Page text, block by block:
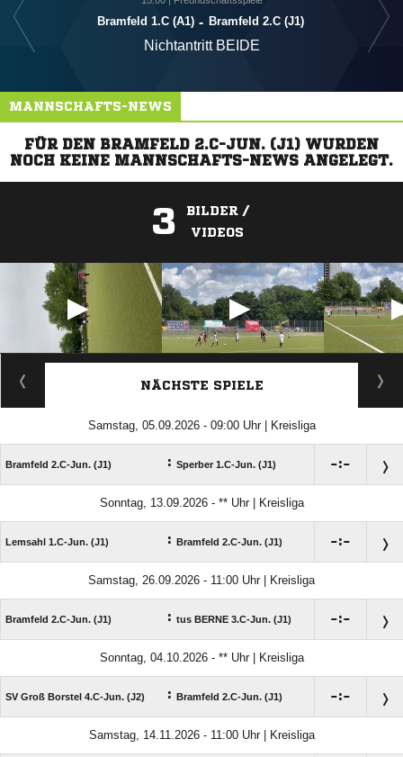
Bramfeld 1.C (A1) - Bramfeld 2.C (J1)
Nichtantritt BEIDE
MANNSCHAFTS-NEWS
FÜR DEN BRAMFELD 2.C-JUN. (J1) WURDEN
NOCH KEINE MANNSCHAFTS-NEWS ANGELEGT.
3
BILDER /
VIDEOS
ANZEIGE
NÄCHSTE SPIELE
Samstag, 05.09.2026 - 09:00 Uhr | Kreisliga
Bramfeld 2.C-Jun. (J1) : Sperber 1.C-Jun. (J1) :
Sonntag, 13.09.2026 - ** Uhr | Kreisliga
Lemsahl 1.C-Jun. (J1) : Bramfeld 2.C-Jun. (J1) :
Samstag, 26.09.2026 - 11:00 Uhr | Kreisliga
Bramfeld 2.C-Jun. (J1) : tus BERNE 3.C-Jun. (J1) :
Sonntag, 04.10.2026 - ** Uhr | Kreisliga
SV Groß Borstel 4.C-Jun. (J2) : Bramfeld 2.C-Jun. (J1) :
Samstag, 14.11.2026 - 11:00 Uhr | Kreisliga